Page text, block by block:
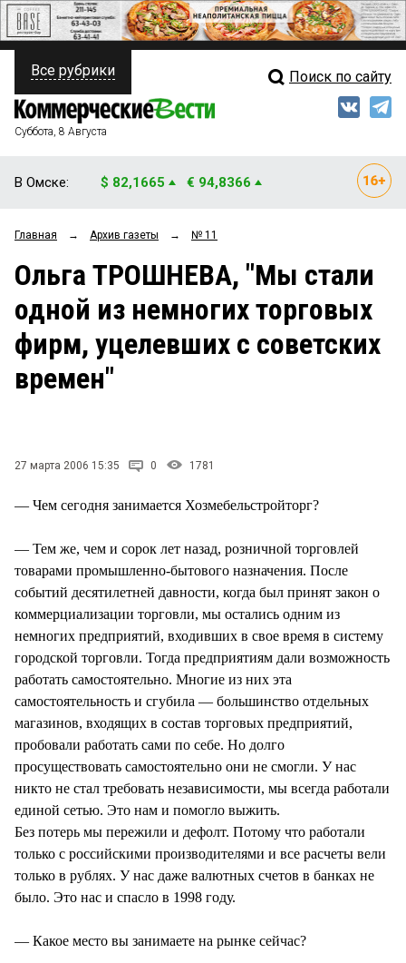
ПОЛИТИКА
ФИНАНСЫ
ОБЩЕСТВО
ЗАКОН
НОВОСТИ КОМПАНИЙ
ПРОИСШЕСТВИЯ
Свежий выпуск
Рейтинги
Блоги
Архив
Все рубрики Поиск по сайту
Суббота, 8 Августа
В Омске: $ 82,1665 € 94,8366
Главная → Архив газеты → № 11
Ольга ТРОШНЕВА, "Мы стали
одной из немногих торговых
фирм, уцелевших с советских
времен"
27 марта 2006 15:35 0 1781
— Чем сегодня занимается Хозмебельстройторг?
— Тем же, чем и сорок лет назад, розничной торговлей
товарами промышленно-бытового назначения. После
событий десятилетней давности, когда был принят закон о
коммерциализации торговли, мы остались одним из
немногих предприятий, входивших в свое время в систему
городской торговли. Тогда предприятиям дали возможность
работать самостоятельно. Многие из них эта
самостоятельность и сгубила — большинство отдельных
магазинов, входящих в состав торговых предприятий,
пробовали работать сами по себе. Но долго
просуществовать самостоятельно они не смогли. У нас
никто не стал требовать независимости, мы всегда работали
единой сетью. Это нам и помогло выжить.
Без потерь мы пережили и дефолт. Потому что работали
только с российскими производителями и все расчеты вели
только в рублях. У нас даже валютных счетов в банках не
было. Это нас и спасло в 1998 году.
— Какое место вы занимаете на рынке сейчас?